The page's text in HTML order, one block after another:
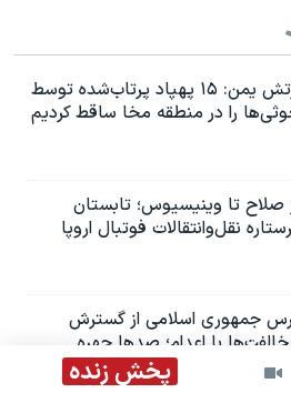
پخش زنده
ارتش یمن: ۱۵ پهپاد پرتاب‌شده توسط
را در منطقه مخا ساقط کردیم
صلاح تا وینیسیوس؛ تابستان
نقل‌وانتقالات فوتبال اروپا
جمهوری اسلامی از گسترش
با اعدام؛ صدها چهره
شناخته‌شده به دادسرا احضار شدند